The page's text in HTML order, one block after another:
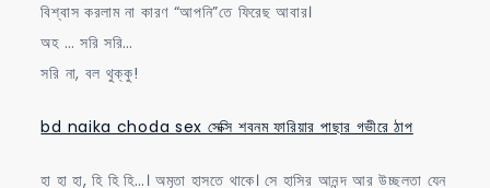
বিশ্বাস করলাম না কারণ “আপনি”তে ফিরেছ আবার।
অহ … সরি সরি…
সরি না, বল থুক্কু!
bd naika choda sex সেক্সি শবনম ফারিয়ার পাছার গভীরে ঠাপ
হা হা হা, হি হি হি…। অমৃতা হাসতে থাকে। সে হাসির আনন্দ আর উচ্ছলতা যেন